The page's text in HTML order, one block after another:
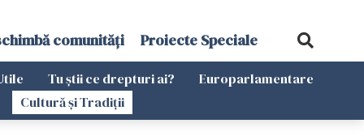
comunități Proiecte Speciale
Tu știi ce drepturi ai?
Europarlamentare
Cultură și Tradiții